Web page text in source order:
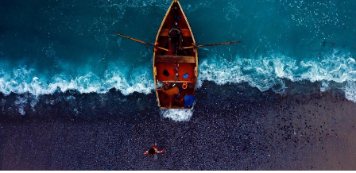
PODCAST
NEWSLETTER
I MIEI PREFERITI